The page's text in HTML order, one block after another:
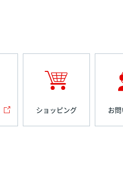
ショッピング お